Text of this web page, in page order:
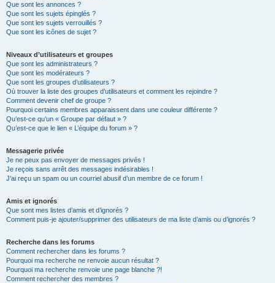
Que sont les annonces ?
Que sont les sujets épinglés ?
Que sont les sujets verrouillés ?
Que sont les icônes de sujet ?
Niveaux d’utilisateurs et groupes
Que sont les administrateurs ?
Que sont les modérateurs ?
Que sont les groupes d’utilisateurs ?
Où trouver la liste des groupes d’utilisateurs et comment les rejoindre ?
Comment devenir chef de groupe ?
Pourquoi certains membres apparaissent dans une couleur différente ?
Qu’est-ce qu’un « Groupe par défaut » ?
Qu’est-ce que le lien « L’équipe du forum » ?
Messagerie privée
Je ne peux pas envoyer de messages privés !
Je reçois sans arrêt des messages indésirables !
J’ai reçu un spam ou un courriel abusif d’un membre de ce forum !
Amis et ignorés
Que sont mes listes d’amis et d’ignorés ?
Comment puis-je ajouter/supprimer des utilisateurs de ma liste d’amis ou d’ignorés ?
Recherche dans les forums
Comment rechercher dans les forums ?
Pourquoi ma recherche ne renvoie aucun résultat ?
Pourquoi ma recherche renvoie une page blanche ?!
Comment rechercher des membres ?